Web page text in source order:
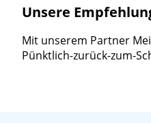
Unsere
Mit unserem Partner
Pünktlich-zurück-zum-